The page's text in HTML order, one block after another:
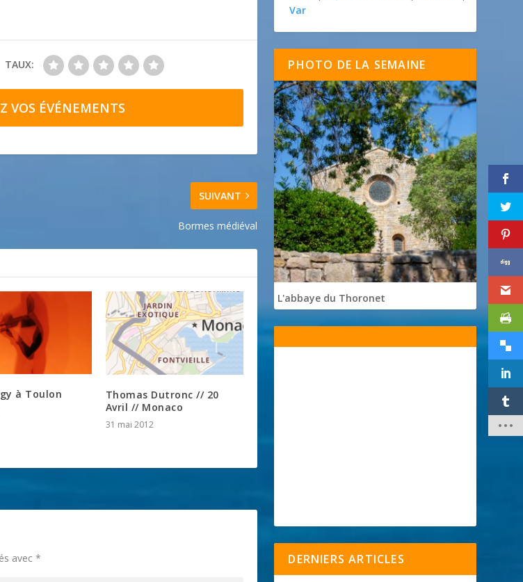
TAUX:
VOS ÉVÉNEMENTS
SUIVANT
Bormes médiéval
à Toulon
Thomas Dutronc // 20
Avril // Monaco
31 mai 2012
avec*
Var
PHOTO DE LA SEMAINE
L'abbaye du Thoronet
DERNIERS ARTICLES